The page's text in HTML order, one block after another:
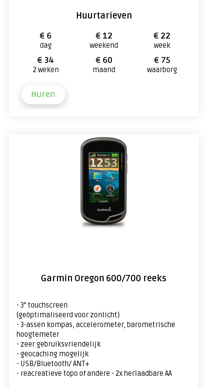
Huurtarieven
€ 6
dag
€ 12
weekend
€ 22
week
€ 34
2 weken
€ 60
maand
€ 75
waarborg
Huren
Garmin Oregon 600/700 reeks
- 3" touchscreen
(geöptimaliseerd voor zonlicht)
- 3-assen kompas, accelerometer, barometrische
hoogtemeter
- zeer gebruiksvriendelijk
- geocaching mogelijk
- USB/Bluetooth/ ANT+
- reacreatieve topo of andere - 2x herlaadbare AA